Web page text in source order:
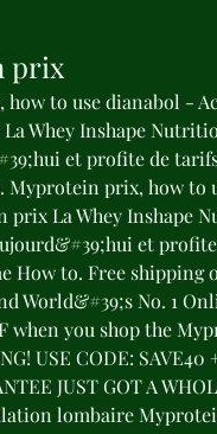
prix
to use dianabol -
Whey Inshape
et profite de
Myprotein prix, how to
prix La Whey Inshape
et
How to. Free shipping
World&#39;s No. 1
when you shop the
USE CODE: SAVE40
JUST GOT A
lombaire